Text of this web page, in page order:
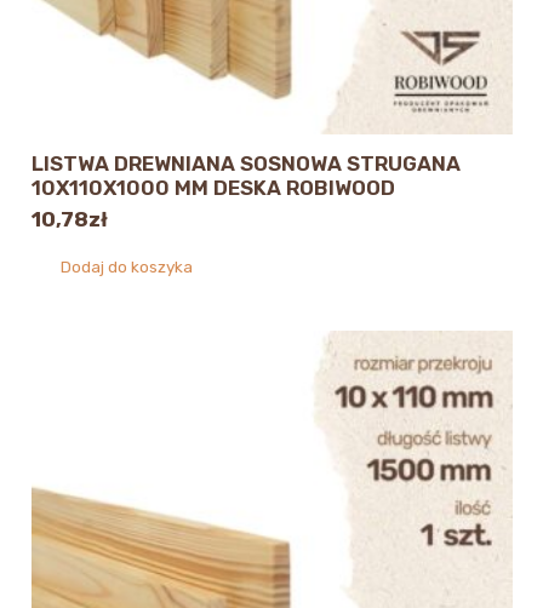
LISTWA DREWNIANA SOSNOWA STRUGANA
10X110X1000 MM DESKA ROBIWOOD
10,78zł
Dodaj do koszyka